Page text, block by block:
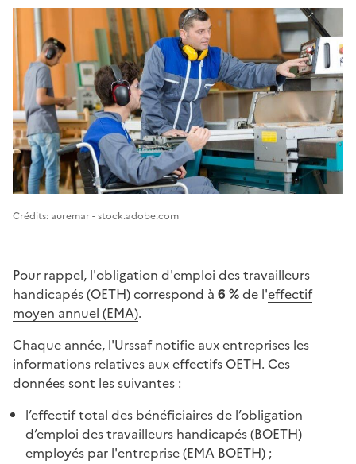
Image 1
Crédits: auremar - stock.adobe.com
Pour rappel, l'obligation d'emploi des travailleurs
handicapés (OETH) correspond à 6 %de l'effectif
moyen annuel (EMA).
Chaque année, l'Urssaf notifie aux entreprises les
informations relatives aux effectifs OETH. Ces
données sont les suivantes :
l’effectif total des bénéficiaires de l’obligation
d’emploi des travailleurs handicapés (BOETH)
employés par l'entreprise (EMA BOETH) ;